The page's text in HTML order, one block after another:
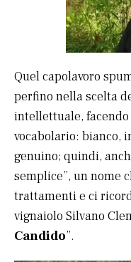
Quel capolavoro
perfino nella scelta
intellettuale,
vocabolario: bianco,
genuino; quindi,
semplice”, un nome
trattamenti e ci
vignaiolo Silvano
Candido”.